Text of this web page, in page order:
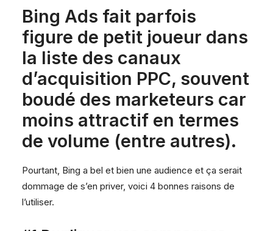
Bing Ads fait parfois
figure de petit joueur dans
la liste des canaux
d’acquisition PPC, souvent
boudé des marketeurs car
moins attractif en termes
de volume (entre autres).
Pourtant, Bing a bel et bien une audience et ça serait
dommage de s’en priver, voici 4 bonnes raisons de
l’utiliser.